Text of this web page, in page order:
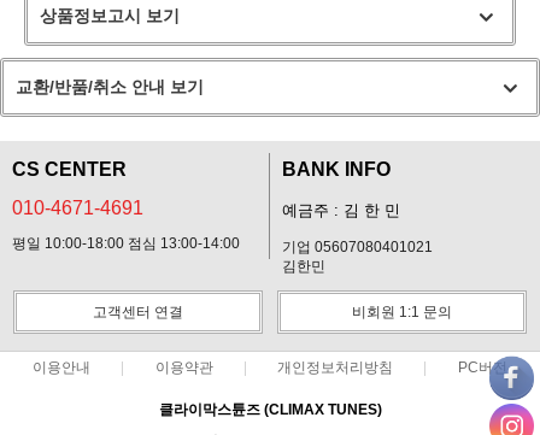
상품정보고시 보기
교환/반품/취소 안내 보기
CS CENTER
010-4671-4691
평일 10:00-18:00 점심 13:00-14:00
BANK INFO
예금주 : 김 한 민
기업 05607080401021
김한민
고객센터 연결 비회원 1:1 문의
이용안내 이용약관 개인정보처리방침 PC버전
클라이막스튠즈 (CLIMAX TUNES)